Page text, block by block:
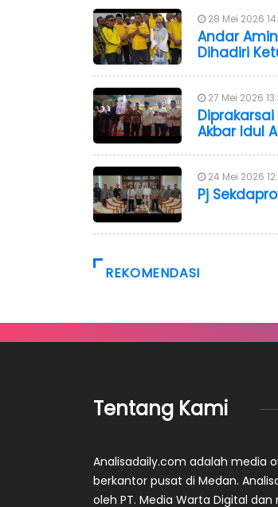
28 Mei 2026
Andar
Dihadiri
27 Mei 2026
Akbar Idul
24 Mei 2026
Pj
REKOMENDASI
Tentang Kami
Analisadaily.com adalah media
berkantor pusat di Medan.
oleh PT. Media Warta Digital